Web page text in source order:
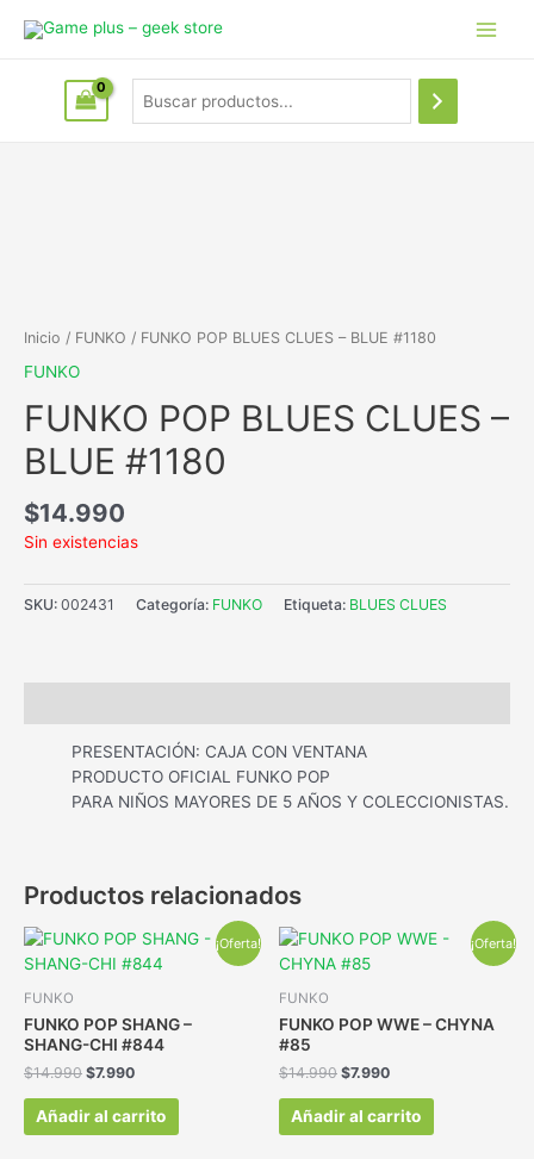
Inicio / FUNKO / FUNKO POP BLUES CLUES – BLUE #1180
FUNKO
FUNKO POP BLUES CLUES –
BLUE #1180
$14.990
Sin existencias
SKU: 002431 Categoría: FUNKO Etiqueta: BLUES CLUES
PRESENTACIÓN: CAJA CON VENTANA
PRODUCTO OFICIAL FUNKO POP
PARA NIÑOS MAYORES DE 5 AÑOS Y COLECCIONISTAS.
Productos relacionados
¡Oferta!
FUNKO
FUNKO POP SHANG –
SHANG-CHI #844
$14.990 $7.990
Añadir al carrito
¡Oferta!
FUNKO
FUNKO POP WWE – CHYNA
#85
$14.990 $7.990
Añadir al carrito